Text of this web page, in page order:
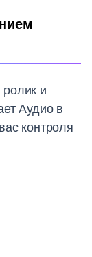
и
Аудио в
контроля